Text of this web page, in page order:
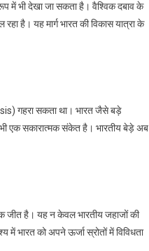
में भी देखा जा सकता है। वैश्विक दबाव के
है। यह मार्ग भारत की विकास यात्रा के
गहरा सकता था। भारत जैसे बड़े
भी एक सकारात्मक संकेत है। भारतीय बेड़े अब
जीत है। यह न केवल भारतीय जहाजों की
में भारत को अपने ऊर्जा स्रोतों में विविधता